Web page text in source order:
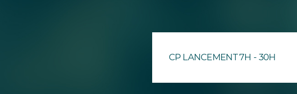
CP LANCEMENT 7H - 30H